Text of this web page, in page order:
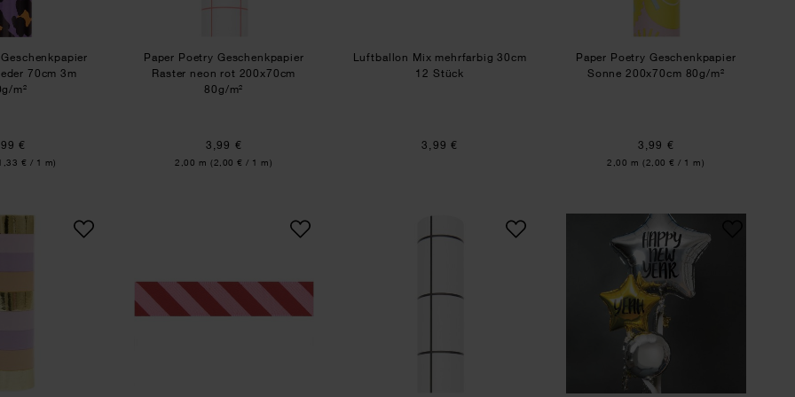
70cm 3m
m²
€
€ / 1 m)
Paper Poetry Geschenkpapier
Raster neon rot 200x70cm
80g/m²
3,99 €
Inhalt:
2,00 m (2,00 € / 1 m)
Luftballon Mix mehrfarbig 30cm
12 Stück
3,99 €
Paper Poetry Geschenkpapier
Sonne 200x70cm 80g/m²
3,99 €
Inhalt:
2,00 m (2,00 € / 1 m)
Luftschlangen Farbmix flieder 3,8m Paper Poetry Satinband Streifen 16mm 3mPaper Poetry Geschenkpapier Raster schwarz
Anleitung